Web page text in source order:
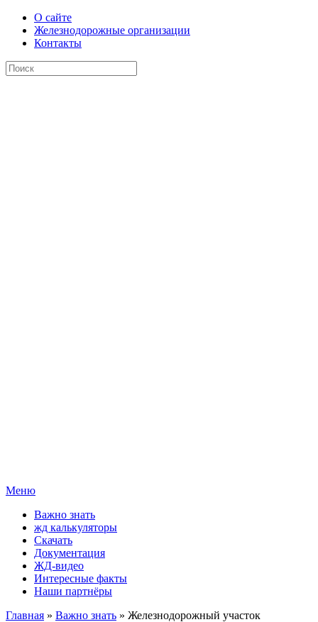
О сайте
Железнодорожные организации
Контакты
Меню
Важно знать
жд калькуляторы
Скачать
Документация
ЖД-видео
Интересные факты
Наши партнёры
Главная » Важно знать » Железнодорожный участок